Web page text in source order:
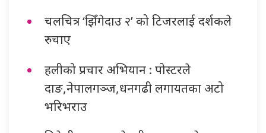
चलचित्र ‘झिँगेदाउ २’ को टिजरलाई दर्शकले
रुचाए
हलीको प्रचार अभियान : पोस्टरले
दाङ,नेपालगञ्ज,धनगढी लगायतका अटो
भरिभराउ